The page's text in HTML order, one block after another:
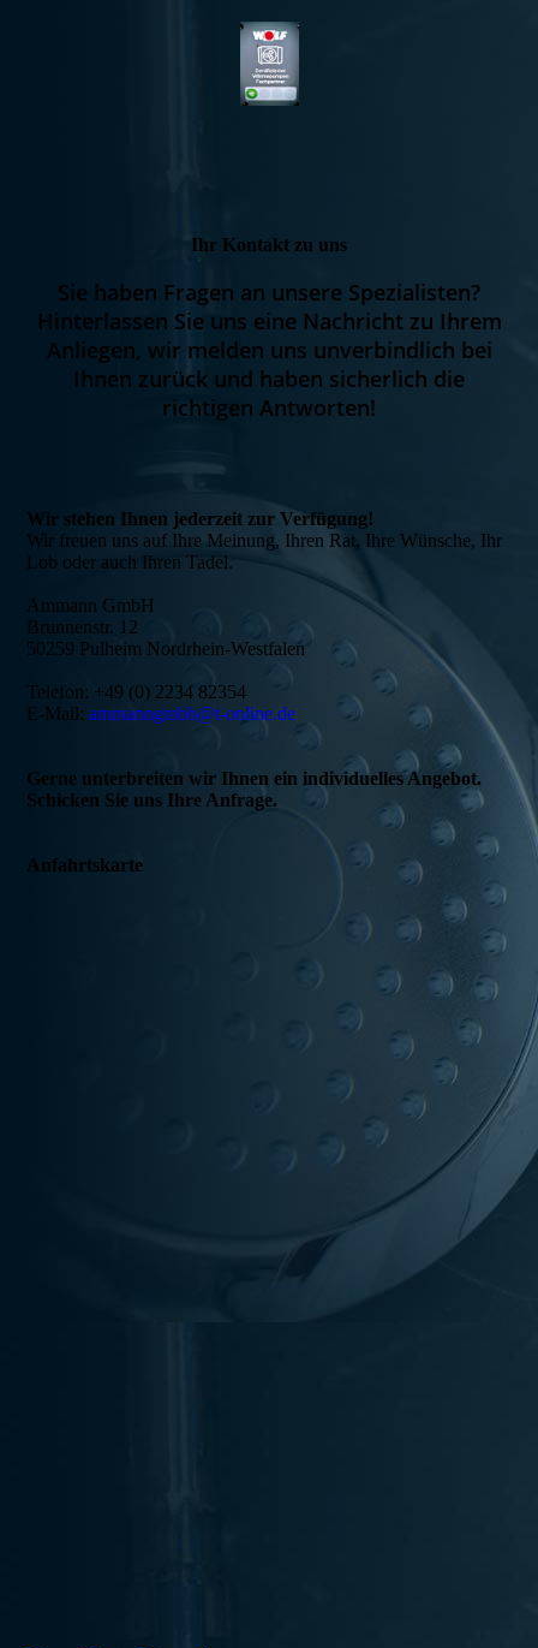
Ihr Kontakt zu uns
Sie haben Fragen an unsere Spezialisten?
Hinterlassen Sie uns eine Nachricht zu Ihrem
Anliegen, wir melden uns unverbindlich bei
Ihnen zurück und haben sicherlich die
richtigen Antworten!
Wir stehen Ihnen jederzeit zur Verfügung!
Wir freuen uns auf Ihre Meinung, Ihren Rat, Ihre Wünsche, Ihr
Lob oder auch Ihren Tadel.
Ammann GmbH
Brunnenstr. 12
50259 Pulheim Nordrhein-Westfalen
Telefon: +49 (0) 2234 82354
E-Mail:ammanngmbh@t-online.de
Gerne unterbreiten wir Ihnen ein individuelles Angebot.
Schicken Sie uns Ihre Anfrage.
Anfahrtskarte